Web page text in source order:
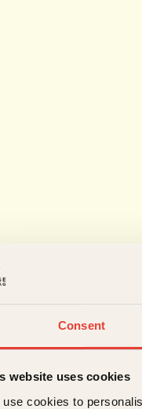
Consent
website uses cookies
use cookies to